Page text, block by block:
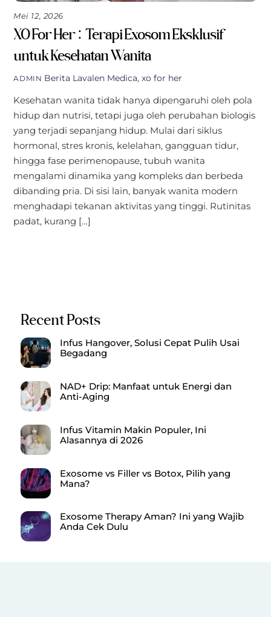
Mei 12, 2026
XO For Her: Terapi Exosom Eksklusif
untuk Kesehatan Wanita
ADMIN Berita Lavalen Medica,xo for her
Kesehatan wanita tidak hanya dipengaruhi oleh pola
hidup dan nutrisi, tetapi juga oleh perubahan biologis
yang terjadi sepanjang hidup. Mulai dari siklus
hormonal, stres kronis, kelelahan, gangguan tidur,
hingga fase perimenopause, tubuh wanita
mengalami dinamika yang kompleks dan berbeda
dibanding pria. Di sisi lain, banyak wanita modern
menghadapi tekanan aktivitas yang tinggi. Rutinitas
padat, kurang […]
Recent Posts
Infus Hangover, Solusi Cepat Pulih Usai
Begadang
NAD+ Drip: Manfaat untuk Energi dan
Anti-Aging
Infus Vitamin Makin Populer, Ini
Alasannya di 2026
Exosome vs Filler vs Botox, Pilih yang
Mana?
Exosome Therapy Aman? Ini yang Wajib
Anda Cek Dulu